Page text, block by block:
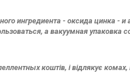
ингредиента - оксида цинка - и
а вакуумная упаковка
коштів, і відлякує комах,